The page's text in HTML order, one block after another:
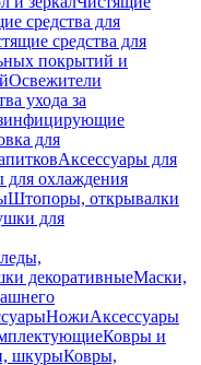
средства для
средства для
покрытий и
Освежители
ухода за
для
Аксессуары для
для охлаждения
Штопоры, открывалки
для
декоративныеМаски,
НожиАксессуары
Ковры и
шкурыКовры,